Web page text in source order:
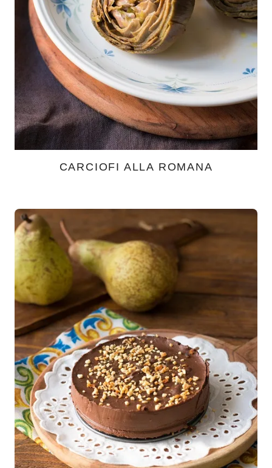
CARCIOFI ALLA ROMANA